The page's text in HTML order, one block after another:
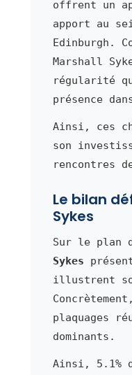
offrent un
apport au
Edinburgh.
Marshall
régularité
présence
Ainsi, ces
son
rencontres
Le bilan
Sykes
Sur le plan
Sykes
illustrent
plaquages
dominants.
Ainsi, 5.1%